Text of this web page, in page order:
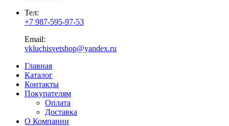
Тел:
+7 987-595-97-53
Email:
vkluchisvetshop@yandex.ru
Главная
Каталог
Контакты
Покупателям
Оплата
Доставка
О Компании